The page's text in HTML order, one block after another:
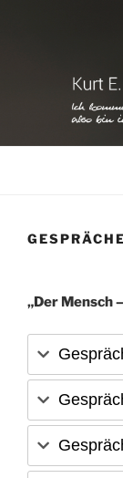
„Der Mensch